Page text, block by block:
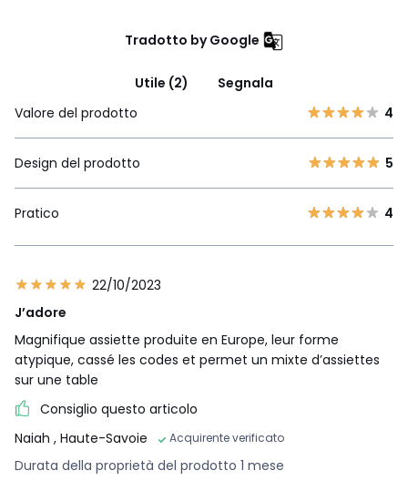
Tradotto by Google
Utile (2)
Segnala
Valore del prodotto
4
Design del prodotto 5
Pratico 4
22/10/2023
J’adore
Magnifique assiette produite en Europe, leur forme
atypique, cassé les codes et permet un mixte d’assiettes
sur une table
Consiglio questo articolo
Naiah , Haute-Savoie Acquirente verificato
Durata della proprietà del prodotto 1 mese